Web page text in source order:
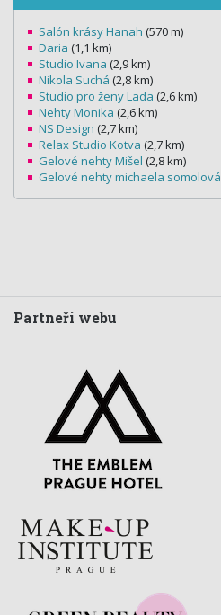
Salón krásy Hanah (570 m)
Daria (1,1 km)
Studio Ivana (2,9 km)
Nikola Suchá (2,8 km)
Studio pro ženy Lada (2,6 km)
Nehty Monika (2,6 km)
NS Design (2,7 km)
Relax Studio Kotva (2,7 km)
Gelové nehty Mišel (2,8 km)
Gelové nehty michaela somolová
Partneři webu